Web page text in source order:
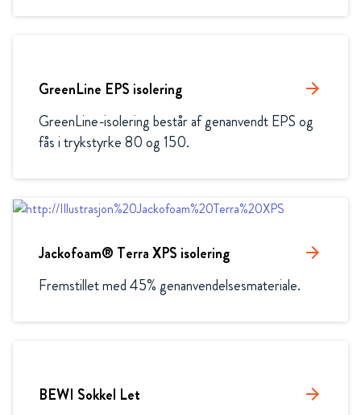
GreenLine EPS isolering arrow_forward
GreenLine-isolering består af genanvendt EPS og
fås i trykstyrke 80 og 150.
Jackofoam® Terra XPS isolering arrow_forward
Fremstillet med 45% genanvendelsesmateriale.
BEWI Sokkel Let arrow_forward